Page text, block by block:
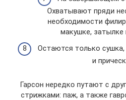
Охватывают пряди
необходимости
макушке, затылке
Остаются только
и
Гарсон нередко путают с
стрижками: паж, а также